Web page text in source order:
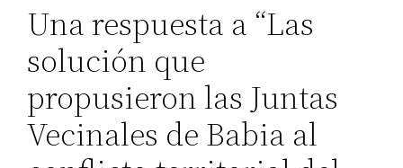
Una respuesta a “Las
solución que
propusieron las Juntas
Vecinales de Babia al